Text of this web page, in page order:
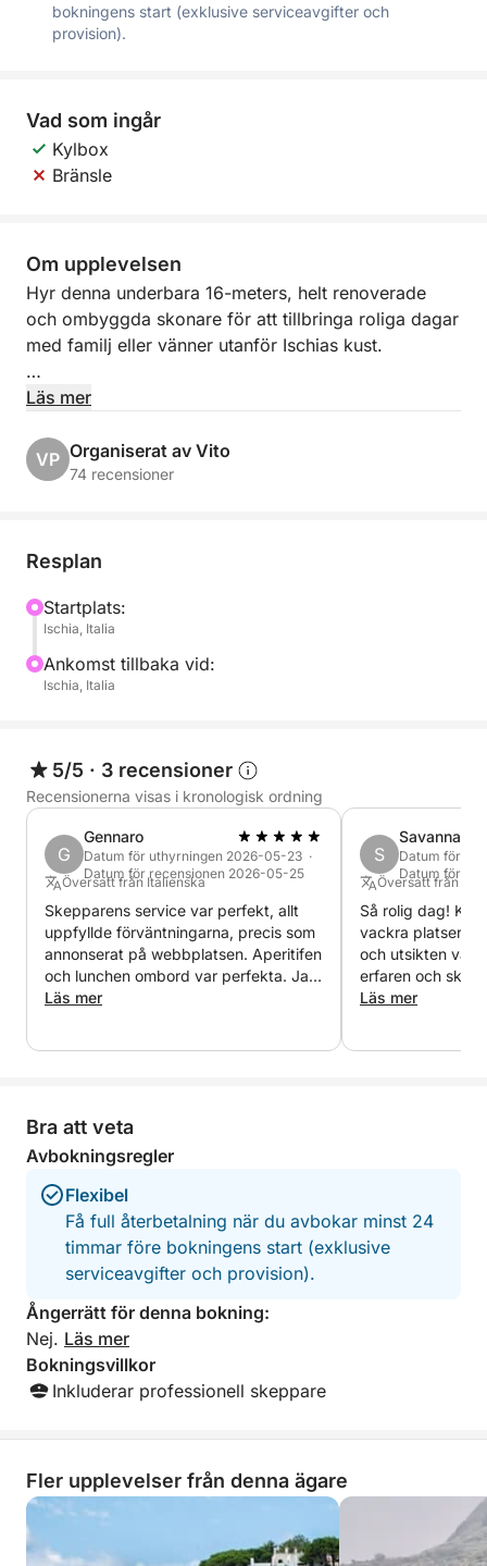
bokningens start (exklusive serviceavgifter och
provision).
Vad som ingår
Kylbox
Bränsle
Om upplevelsen
Hyr denna underbara 16-meters, helt renoverade
och ombyggda skonare för att tillbringa roliga dagar
med familj eller vänner utanför Ischias kust.
Denna skonare låter dig segla i Neapelbukten och
stillheten i vikar och sund som endast är tillgängliga
från sjövägen, allt i en vänlig och professionell
Detta fartyg har fyra bekväma hytter och tre badrum
med ett bekvämt matbord och ett fullt utrustat pentry
för matlagning ombord.
Utanför finns två stora solplatser i för och akterut,
måltider utomhus.
Priset inkluderar besättnings- och bränslekostnader,
men exklusive mat och eventuella hamnavgifter.
Jag ser fram emot att höra från dig på Click&Boat
för mer information.
Läs mer
VP Organiserat av Vito
74 recensioner
Resplan
Startplats:
Ischia, Italia
Ankomst tillbaka vid:
Ischia, Italia
5/5 · 3 recensioner
Recensionerna visas i kronologisk ordning
G
Gennaro
Datum för uthyrningen 2026-05-23 ·
Datum för recensionen 2026-05-25
Översatt från Italienska
Skepparens service var perfekt, allt
uppfyllde förväntningarna, precis som
annonserat på webbplatsen. Aperitifen
och lunchen ombord var perfekta. Jag
rekommenderar det absolut!
Läs mer
S
Savannah
Datum för
Datum för
Översatt från
Så rolig dag!
vackra platser
och utsikten var
erfaren och
Och vår grupp
Läs mer
Bra att veta
Avbokningsregler
Flexibel
Få full återbetalning när du avbokar minst 24
timmar före bokningens start (exklusive
serviceavgifter och provision).
Ångerrätt för denna bokning:
Nej. Läs mer
Bokningsvillkor
Inkluderar professionell skeppare
Fler upplevelser från denna ägare